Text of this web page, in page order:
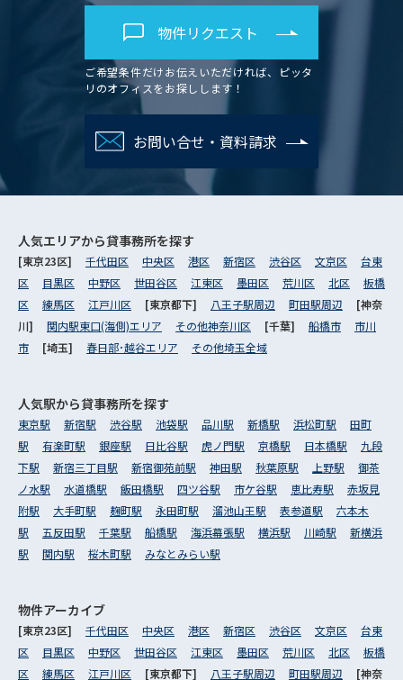
物件リクエスト
ご希望条件だけお伝えいただければ、ピッタ
リのオフィスをお探しします！
お問い合せ・資料請求
人気エリアから貸事務所を探す
[東京23区] 千代田区 中央区 港区 新宿区 渋谷区 文京区
台東
区
目黒区 中野区 世田谷区 江東区 墨田区 荒川区 北区
板橋
区
練馬区 江戸川区 [東京都下] 八王子駅周辺 町田駅周辺
[神奈
川] 関内駅東口(海側)エリア その他神奈川区 [千葉] 船橋市
市川
市
[埼玉] 春日部･越谷エリア その他埼玉全域
人気駅から貸事務所を探す
東京駅 新宿駅 渋谷駅 池袋駅 品川駅 新橋駅 浜松町駅
田町
駅
有楽町駅 銀座駅 日比谷駅 虎ノ門駅 京橋駅 日本橋駅
九段
下駅
新宿三丁目駅 新宿御苑前駅 神田駅 秋葉原駅 上野駅
御茶
ノ水駅
水道橋駅 飯田橋駅 四ツ谷駅 市ケ谷駅 恵比寿駅
赤坂見
附駅
大手町駅 麹町駅 永田町駅 溜池山王駅 表参道駅
六本木
駅
五反田駅 千葉駅 船橋駅 海浜幕張駅 横浜駅 川崎駅
新横浜
駅
関内駅 桜木町駅 みなとみらい駅
物件アーカイブ
[東京23区] 千代田区 中央区 港区 新宿区 渋谷区 文京区
台東
区
目黒区 中野区 世田谷区 江東区 墨田区 荒川区 北区
板橋
区
練馬区 江戸川区 [東京都下] 八王子駅周辺 町田駅周辺 [神奈